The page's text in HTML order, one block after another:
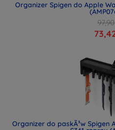
Organizer Spigen do Apple
Organizer do paskÃ³w Spigen